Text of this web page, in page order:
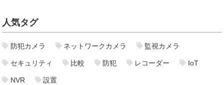
人気タグ
防犯カメラ ネットワークカメラ 監視カメラ
セキュリティ 比較 防犯 レコーダー IoT
NVR 設置